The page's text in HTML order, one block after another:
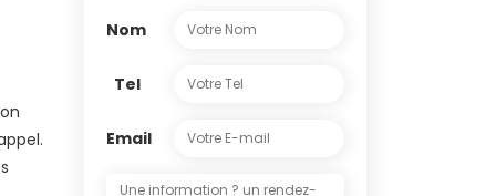
Nom
Tel
Email